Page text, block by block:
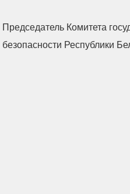
Председатель Комитета
безопасности Республики